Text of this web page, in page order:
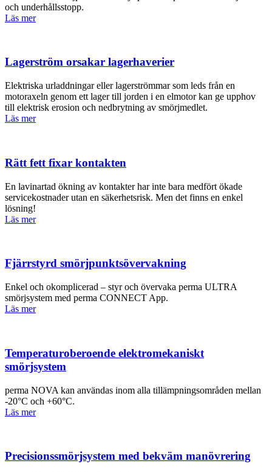
och underhållsstopp.
Läs mer
Lagerström orsakar lagerhaverier
Elektriska urladdningar eller lagerströmmar som leds från en
motoraxeln genom ett lager till jorden i en elmotor kan ge upphov
till elektrisk erosion och nedbrytning av smörjmedlet.
Läs mer
Rätt fett fixar kontakten
En lavinartad ökning av kontakter har inte bara medfört ökade
servicekostnader utan en säkerhetsrisk. Men det finns en enkel
lösning!
Läs mer
Fjärrstyrd smörjpunktsövervakning
Enkel och okomplicerad – styr och övervaka perma ULTRA
smörjsystem med perma CONNECT App.
Läs mer
Temperaturoberoende elektromekaniskt
smörjsystem
perma NOVA kan användas inom alla tillämpningsområden mellan
-20°C och +60°C.
Läs mer
Precisionssmörjsystem med bekväm manövrering